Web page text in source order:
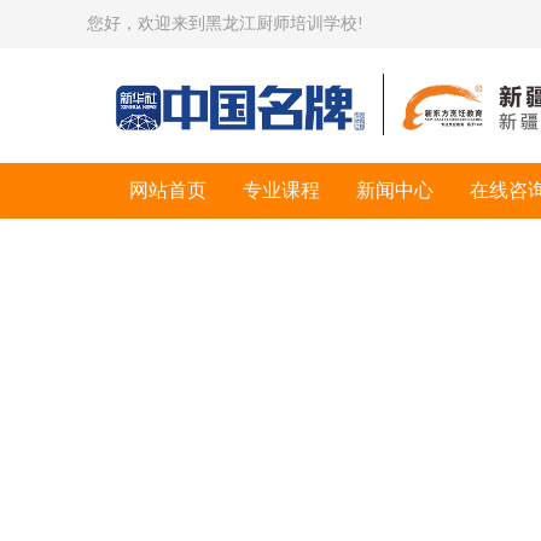
您好，欢迎来到黑龙江厨师培训学校!
网站首页 专业课程 新闻中心 在线咨